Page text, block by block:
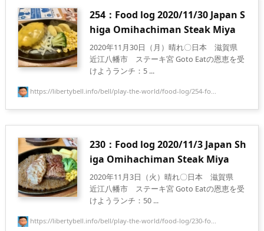
254：Food log 2020/11/30 Japan S
higa Omihachiman Steak Miya
2020年11月30日（月）晴れ〇日本 滋賀県
近江八幡市 ステーキ宮 Goto Eatの恩恵を受
けようランチ：5 ...
https://libertybell.info/bell/play-the-world/food-log/254-fo...
230：Food log 2020/11/3 Japan Sh
iga Omihachiman Steak Miya
2020年11月3日（火）晴れ〇日本 滋賀県
近江八幡市 ステーキ宮 Goto Eatの恩恵を受
けようランチ：50 ...
https://libertybell.info/bell/play-the-world/food-log/230-fo...